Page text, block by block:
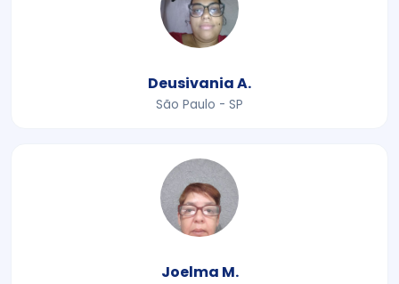
Deusivania A.
São Paulo - SP
Joelma M.